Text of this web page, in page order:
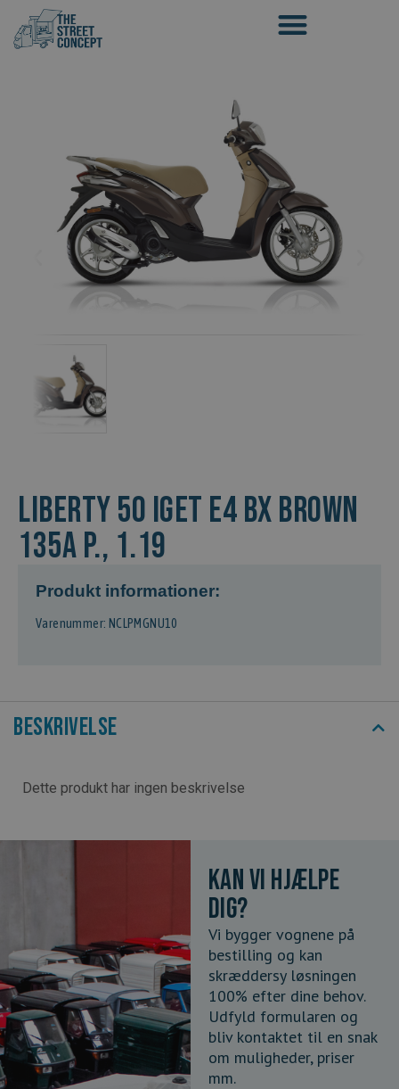
LIBERTY 50 IGET E4 BX BROWN
135A P., 1.19
Produkt informationer:
Varenummer: NCLPMGNU10
Beskrivelse
Dette produkt har ingen beskrivelse
Kan vi hjælpe
dig?
Vi bygger vognene på
bestilling og kan
skræddersy løsningen
100% efter dine behov.
Udfyld formularen og
bliv kontaktet til en snak
om muligheder, priser
mm.